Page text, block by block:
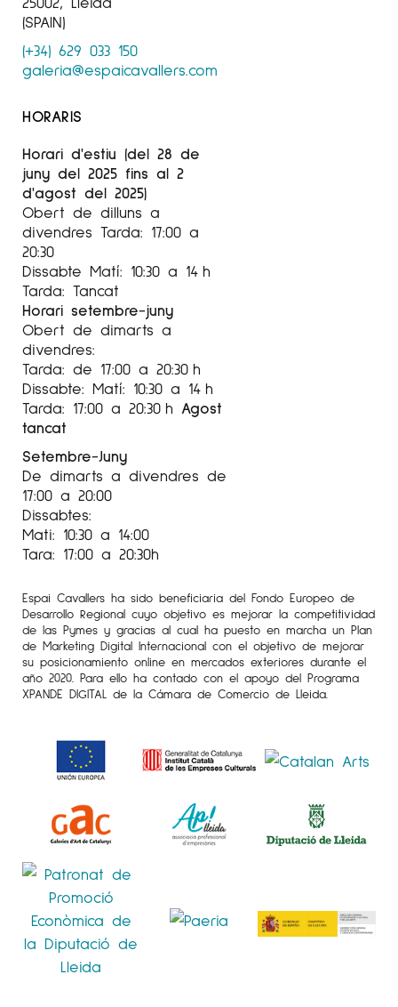
(SPAIN)
(+34) 629 033 150
galeria@espaicavallers.com
HORARIS
Horari d'estiu (del 28 de
juny del 2025 fins al 2
d'agost del 2025)
Obert de dilluns a
divendres Tarda: 17:00 a
20:30
Dissabte Matí: 10:30 a 14 h
Tarda: Tancat
Horari setembre-juny
Obert de dimarts a
divendres:
Tarda: de 17:00 a 20:30 h
Dissabte: Matí: 10:30 a 14 h
Tarda: 17:00 a 20:30 h Agost
tancat
Setembre-Juny
De dimarts a divendres de
17:00 a 20:00
Dissabtes:
Mati: 10:30 a 14:00
Tara: 17:00 a 20:30h
Espai Cavallers ha sido beneficiaria del Fondo Europeo de
Desarrollo Regional cuyo objetivo es mejorar la competitividad
de las Pymes y gracias al cual ha puesto en marcha un Plan
de Marketing Digital Internacional con el objetivo de mejorar
su posicionamiento online en mercados exteriores durante el
año 2020. Para ello ha contado con el apoyo del Programa
XPANDE DIGITAL de la Cámara de Comercio de Lleida.